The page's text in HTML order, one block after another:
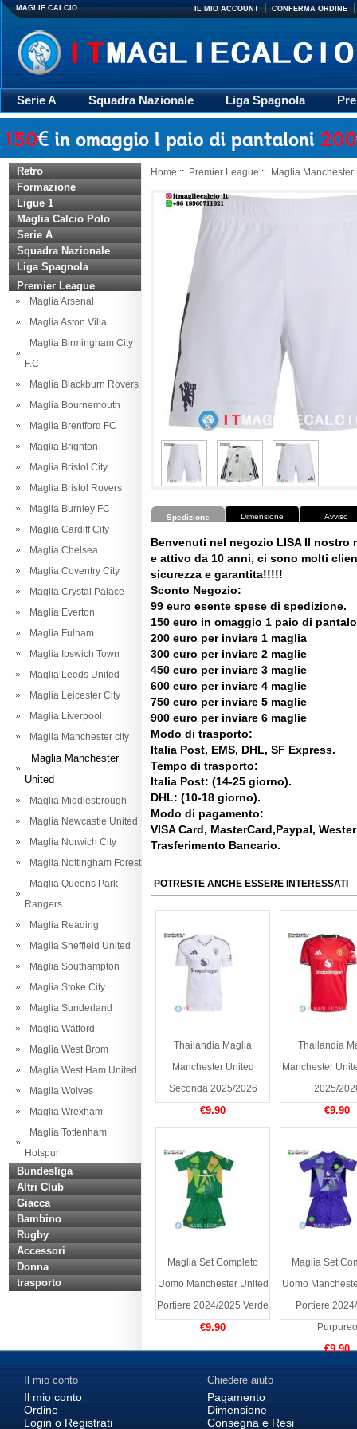
MAGLIE CALCIO IL MIO ACCOUNT CONFERMA ORDINE
Serie A Squadra Nazionale Liga Spagnola
Retro
Formazione
Ligue 1
Maglia Calcio Polo
Serie A
Squadra Nazionale
Liga Spagnola
Premier League
Maglia Arsenal
Maglia Aston Villa
Maglia Birmingham City
F.C
Maglia Blackburn Rovers
Maglia Bournemouth
Maglia Brentford FC
Maglia Brighton
Maglia Bristol City
Maglia Bristol Rovers
Maglia Burnley FC
Maglia Cardiff City
Maglia Chelsea
Maglia Coventry City
Maglia Crystal Palace
Maglia Everton
Maglia Fulham
Maglia Ipswich Town
Maglia Leeds United
Maglia Leicester City
Maglia Liverpool
Maglia Manchester city
Maglia Manchester
United
Maglia Middlesbrough
Maglia Newcastle United
Maglia Norwich City
Maglia Nottingham Forest
Maglia Queens Park
Rangers
Maglia Reading
Maglia Sheffield United
Maglia Southampton
Maglia Stoke City
Maglia Sunderland
Maglia Watford
Maglia West Brom
Maglia West Ham United
Maglia Wolves
Maglia Wrexham
Maglia Tottenham
Hotspur
Bundesliga
Altri Club
Giacca
Bambino
Rugby
Accessori
Donna
trasporto
Home :: Premier League :: Maglia Manchester
Spedizione Dimensione Avviso
Benvenuti nel negozio LISA Il nostro
e attivo da 10 anni, ci sono molti
sicurezza e garantita!!!!!
Sconto Negozio:
99 euro esente spese di spedizione.
150 euro in omaggio 1 paio di
200 euro per inviare 1 maglia
300 euro per inviare 2 maglie
450 euro per inviare 3 maglie
600 euro per inviare 4 maglie
750 euro per inviare 5 maglie
900 euro per inviare 6 maglie
Modo di trasporto:
Italia Post, EMS, DHL, SF Express.
Tempo di trasporto:
Italia Post: (14-25 giorno).
DHL: (10-18 giorno).
Modo di pagamento:
VISA Card, MasterCard,Paypal,
Trasferimento Bancario.
POTRESTE ANCHE ESSERE INTERESSATI
Thailandia Maglia
Manchester United
Seconda 2025/2026
€9.90
Thailandia
Manchester
2025/
€9.90
Maglia Set Completo
Uomo Manchester United
Portiere 2024/2025 Verde
€9.90
Maglia Set
Uomo
Portiere
Purpureo
€9.90
Il mio conto
Il mio conto
Ordine
Login o Registrati
Chiedere aiuto
Pagamento
Dimensione
Consegna e Resi